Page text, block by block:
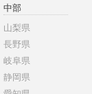
中部
山梨県
長野県
岐阜県
静岡県